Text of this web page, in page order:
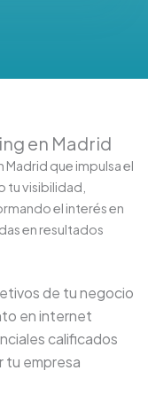
en Madrid
que impulsa el
tu visibilidad,
el interés en
en resultados
de tu negocio
en internet
calificados
tu empresa